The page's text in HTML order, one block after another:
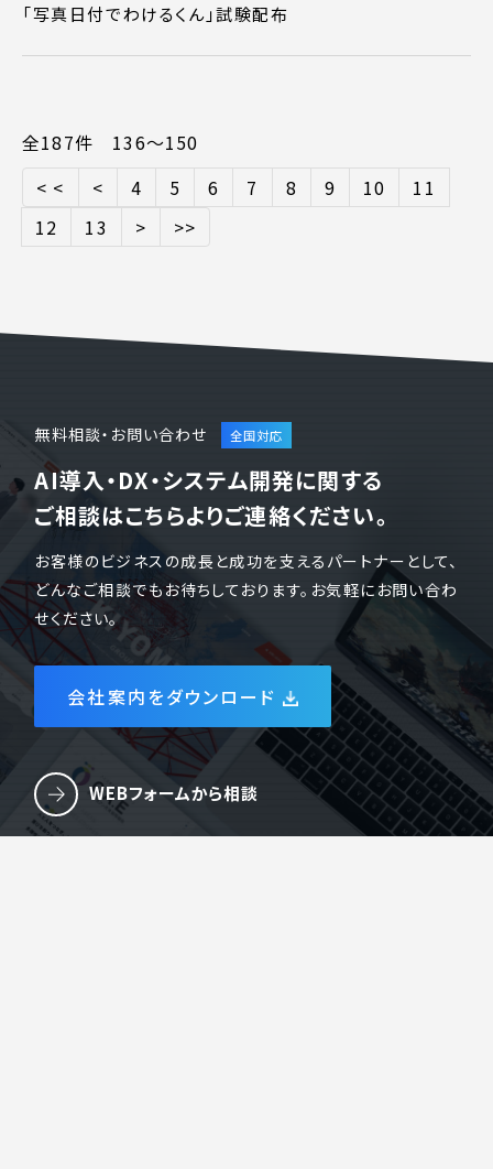
「写真日付でわけるくん」試験配布
全187件 136〜150
< <
< 4 5 6 7 8 9 10
11
12
13 > >>
無料相談・お問い合わせ
AI導入・DX・システム開発に関する
ご相談はこちらよりご連絡ください。
お客様のビジネスの成長と成功を支えるパートナーとして、
どんなご相談でもお待ちしております。お気軽にお問い合わ
せください。
会社案内をダウンロード
WEBフォームから相談